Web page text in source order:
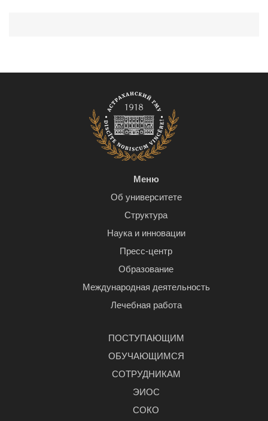
Меню
Об университете
Структура
Наука и инновации
Пресс-центр
Образование
Международная деятельность
Лечебная работа
ПОСТУПАЮЩИМ
ОБУЧАЮЩИМСЯ
СОТРУДНИКАМ
ЭИОС
СОКО